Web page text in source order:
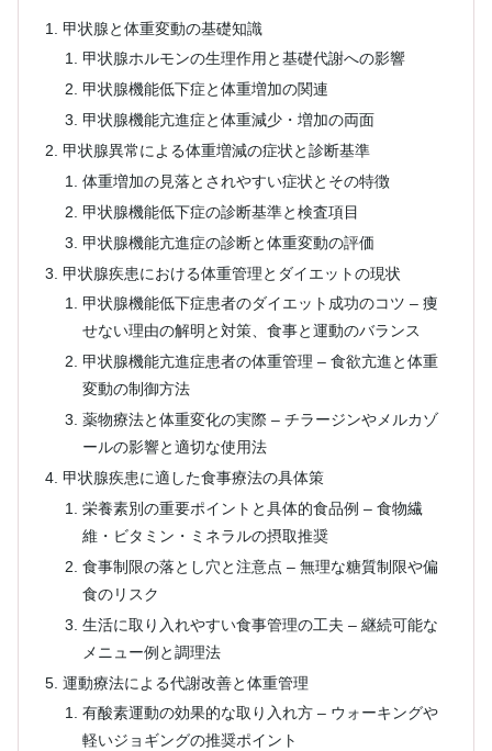
甲状腺と体重変動の基礎知識
甲状腺ホルモンの生理作用と基礎代謝への影響
甲状腺機能低下症と体重増加の関連
甲状腺機能亢進症と体重減少・増加の両面
甲状腺異常による体重増減の症状と診断基準
体重増加の見落とされやすい症状とその特徴
甲状腺機能低下症の診断基準と検査項目
甲状腺機能亢進症の診断と体重変動の評価
甲状腺疾患における体重管理とダイエットの現状
甲状腺機能低下症患者のダイエット成功のコツ – 痩
せない理由の解明と対策、食事と運動のバランス
甲状腺機能亢進症患者の体重管理 – 食欲亢進と体重
変動の制御方法
薬物療法と体重変化の実際 – チラージンやメルカゾ
ールの影響と適切な使用法
甲状腺疾患に適した食事療法の具体策
栄養素別の重要ポイントと具体的食品例 – 食物繊
維・ビタミン・ミネラルの摂取推奨
食事制限の落とし穴と注意点 – 無理な糖質制限や偏
食のリスク
生活に取り入れやすい食事管理の工夫 – 継続可能な
メニュー例と調理法
運動療法による代謝改善と体重管理
有酸素運動の効果的な取り入れ方 – ウォーキングや
軽いジョギングの推奨ポイント